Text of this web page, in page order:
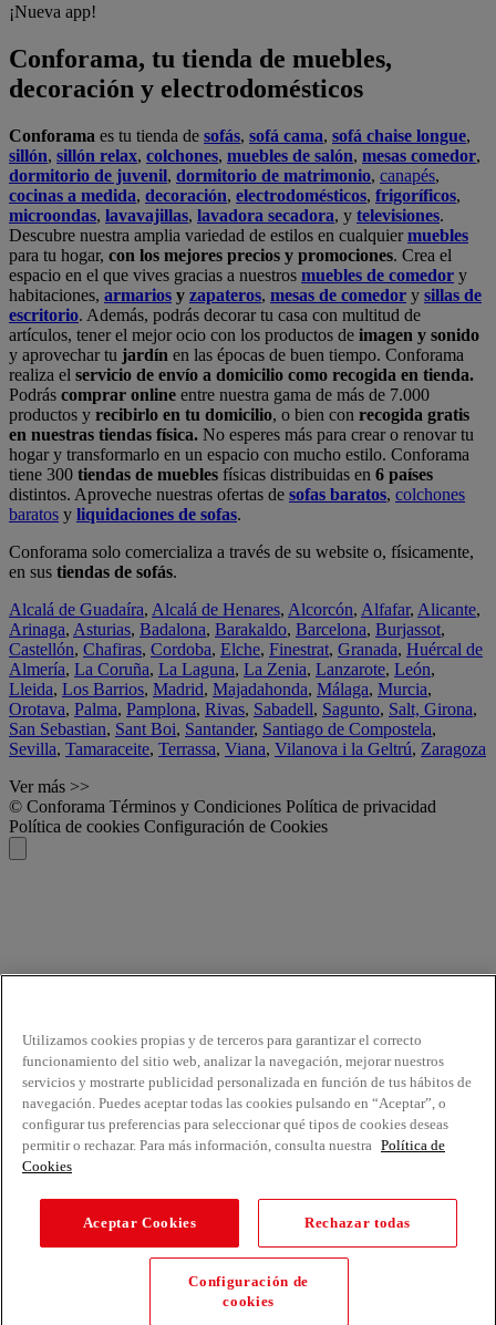
¡Nueva app!
Conforama, tu tienda de muebles,
decoración y electrodomésticos
Conforama es tu tienda de sofás, sofá cama, sofá chaise longue,
sillón, sillón relax, colchones, muebles de salón, mesas comedor,
dormitorio de juvenil, dormitorio de matrimonio, canapés,
cocinas a medida, decoración, electrodomésticos, frigoríficos,
microondas, lavavajillas, lavadora secadora, y televisiones.
Descubre nuestra amplia variedad de estilos en cualquiermuebles
para tu hogar, con los mejores precios y promociones. Crea el
espacio en el que vives gracias a nuestros muebles de comedor y
habitaciones, armarios y zapateros, mesas de comedor y sillas de
escritorio. Además, podrás decorar tu casa con multitud de
artículos, tener el mejor ocio con los productos de imagen y sonido
y aprovechar tu jardín en las épocas de buen tiempo. Conforama
realiza el servicio de envío a domicilio como recogida en tienda.
Podrás comprar online entre nuestra gama de más de 7.000
productos y recibirlo en tu domicilio, o bien con recogida gratis
en nuestras tiendas física. No esperes más para crear o renovar tu
hogar y transformarlo en un espacio con mucho estilo. Conforama
tiene 300 tiendas de muebles físicas distribuidas en 6 países
distintos. Aproveche nuestras ofertas de sofas baratos, colchones
baratos y liquidaciones de sofas.
Conforama solo comercializa a través de su website o, físicamente,
en sus tiendas de sofás.
Alcalá de Guadaíra, Alcalá de Henares, Alcorcón, Alfafar, Alicante,
Arinaga, Asturias, Badalona, Barakaldo, Barcelona, Burjassot,
Castellón, Chafiras, Cordoba, Elche, Finestrat, Granada, Huércal de
Almería, La Coruña, La Laguna, La Zenia, Lanzarote, León,
Lleida, Los Barrios, Madrid, Majadahonda, Málaga, Murcia,
Orotava, Palma, Pamplona, Rivas, Sabadell, Sagunto, Salt, Girona,
San Sebastian, Sant Boi, Santander, Santiago de Compostela,
Sevilla, Tamaraceite, Terrassa, Viana, Vilanova i la Geltrú, Zaragoza
Ver más >>
© Conforama Términos y Condiciones Política de privacidad
Política de cookies Configuración de Cookies
Utilizamos cookies propias y de terceros para garantizar el correcto
funcionamiento del sitio web, analizar la navegación, mejorar nuestros
servicios y mostrarte publicidad personalizada en función de tus hábitos de
navegación. Puedes aceptar todas las cookies pulsando en “Aceptar”, o
configurar tus preferencias para seleccionar qué tipos de cookies deseas
permitir o rechazar. Para más información, consulta nuestra Política de
Cookies
Aceptar Cookies Rechazar todas
Configuración de
cookies